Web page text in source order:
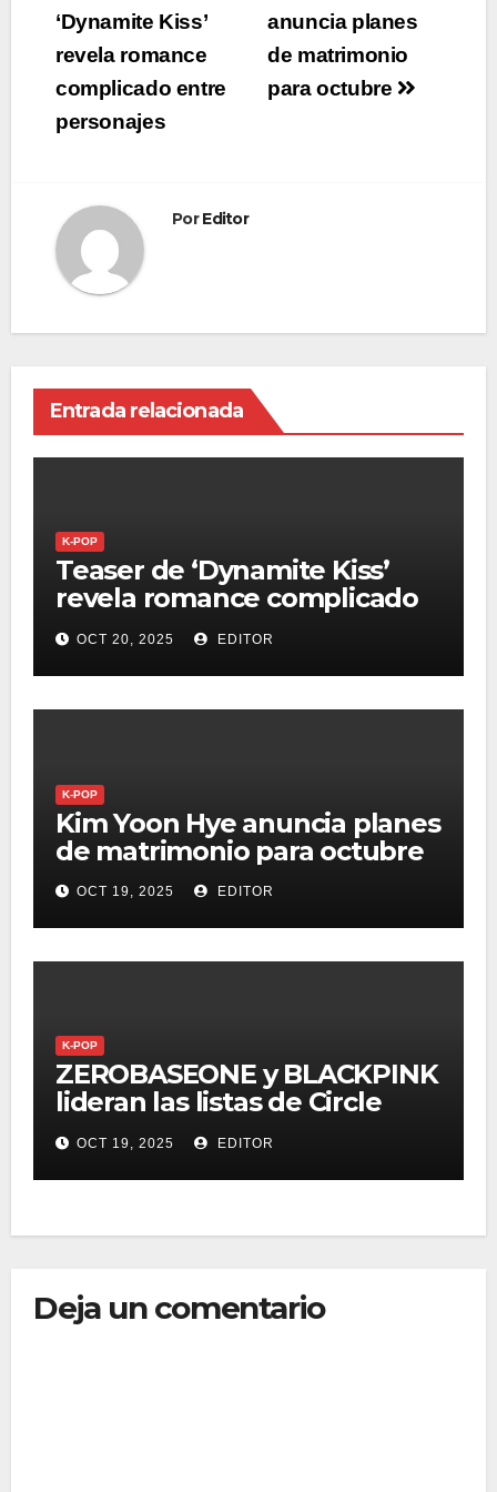
de
entradas
anuncia planes
de matrimonio
para octubre
‘Dynamite Kiss’
revela romance
complicado entre
personajes
PorEditor
Entrada relacionada
K-POP
Teaser de ‘Dynamite Kiss’
revela romance complicado
entre personajes
OCT 20, 2025 EDITOR
K-POP
Kim Yoon Hye anuncia planes
de matrimonio para octubre
OCT 19, 2025 EDITOR
K-POP
ZEROBASEONE y BLACKPINK
lideran las listas de Circle
Chart
OCT 19, 2025 EDITOR
Deja un comentario